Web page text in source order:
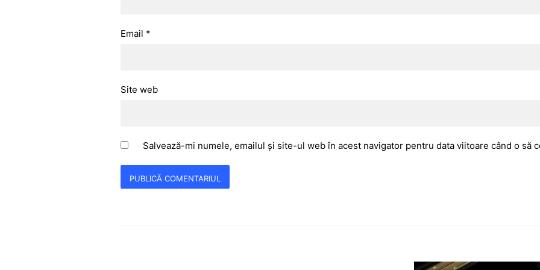
Email *
Site web
Salvează-mi numele, emailul și site-ul web în acest navigator pentru data viitoare când o să